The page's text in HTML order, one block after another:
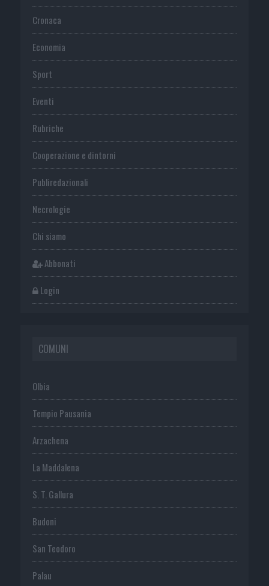
Cronaca
Economia
Sport
Eventi
Rubriche
Cooperazione e dintorni
Publiredazionali
Necrologie
Chi siamo
Abbonati
Login
COMUNI
Olbia
Tempio Pausania
Arzachena
La Maddalena
S. T. Gallura
Budoni
San Teodoro
Palau